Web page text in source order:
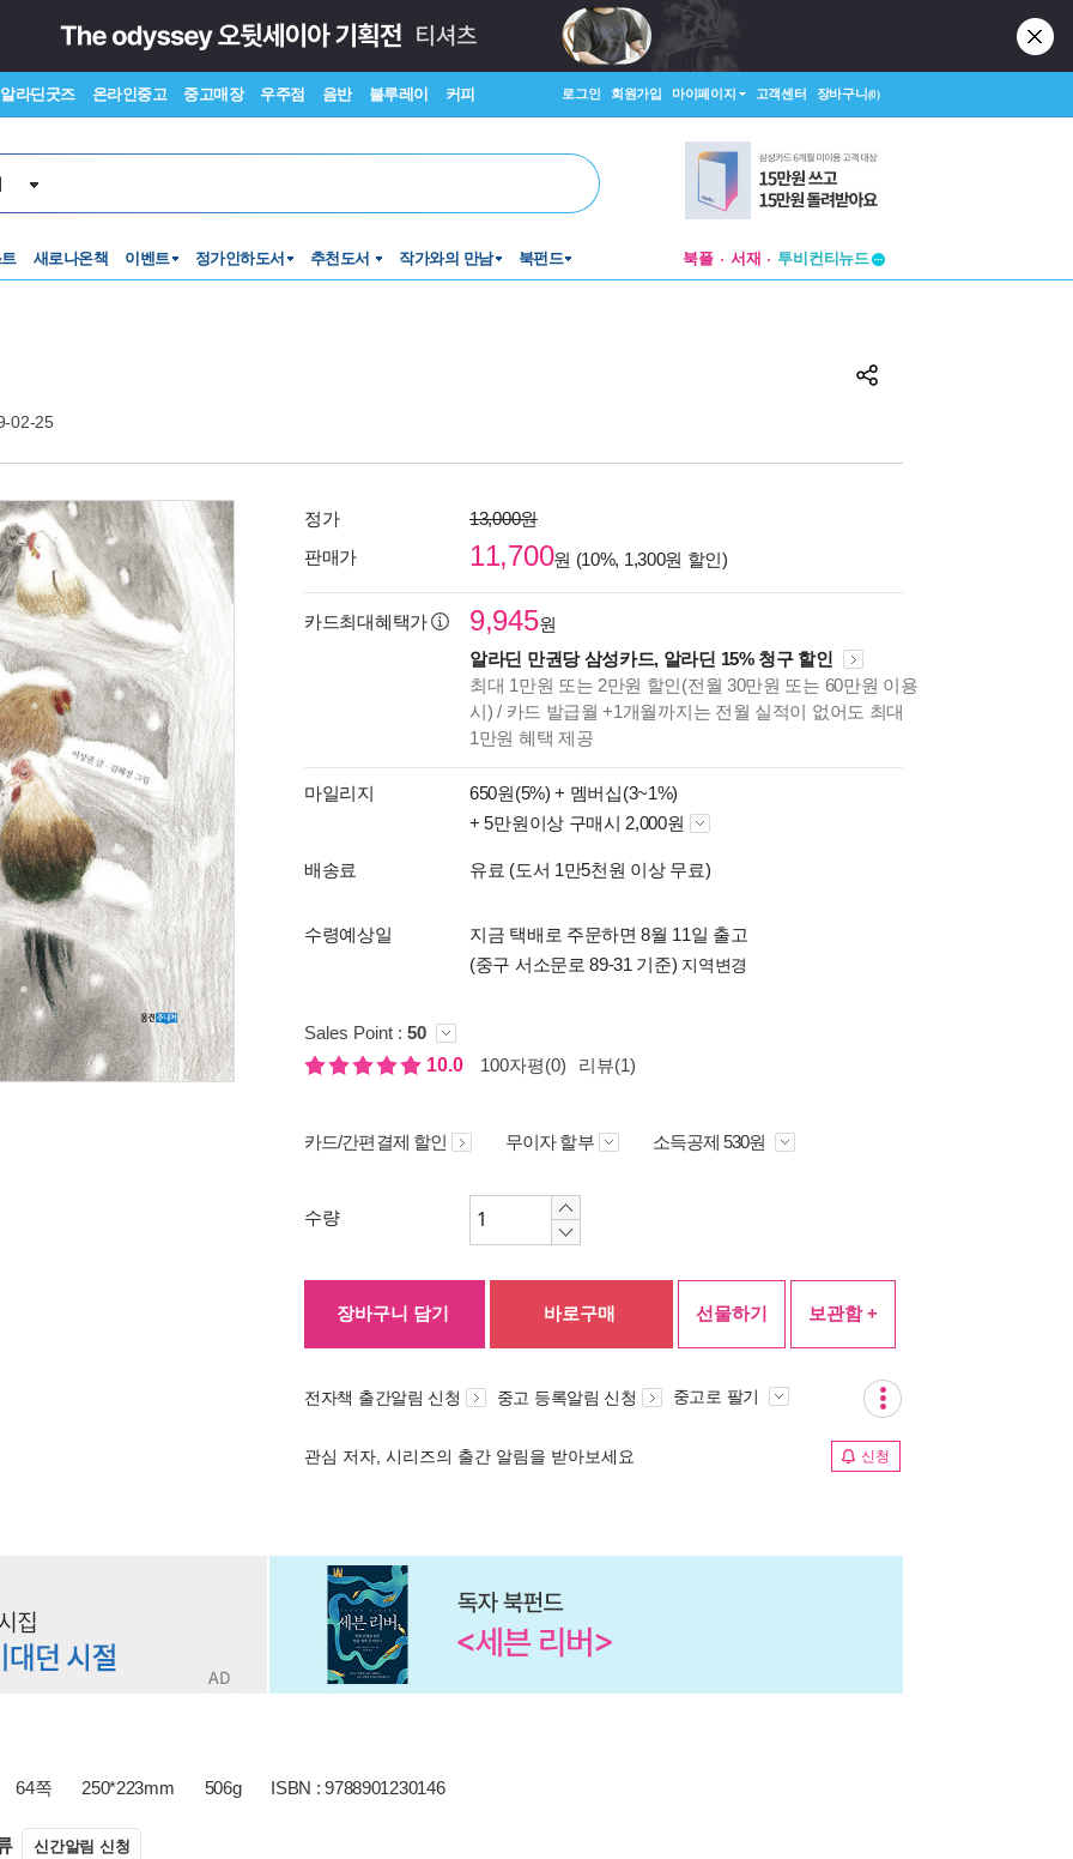
알라딘굿즈 온라인중고 중고매장 우주점 음반 블루레이 커피 로그인 회원가입 마이페이지 고객센터 장바구니(0)
새로나온책 이벤트 정가인하도서 추천도서 작가와의 만남 북펀드 북플 서재
창작플랫폼
02-25
정가
13,000원
판매가
11,700원 (10%, 1,300원 할인)
카드최대혜택가 9,945원
알라딘 만권당 삼성카드, 알라딘 15% 청구 할인
최대 1만원 또는 2만원 할인(전월 30만원 또는 60만원 이용
시) / 카드 발급월 +1개월까지는 전월 실적이 없어도 최대
1만원 혜택 제공
마일리지 650원(5%) + 멤버십(3~1%)
+ 5만원이상 구매시 2,000원
배송료 유료 (도서 1만5천원 이상 무료)
수령예상일
지금 택배로 주문하면 8월 11일 출고
(중구 서소문로 89-31 기준) 지역변경
Sales Point : 50
10.0
100자평(0) 리뷰(1)
카드/간편결제 할인 무이자 할부 소득공제 530원
수량
장바구니 담기 바로구매 선물하기 보관함 +
전자책 출간알림 신청 중고 등록알림 신청 중고로 팔기
관심 저자, 시리즈의 출간 알림을 받아보세요 신청
64쪽 250*223mm 506g ISBN : 9788901230146
신간알림 신청